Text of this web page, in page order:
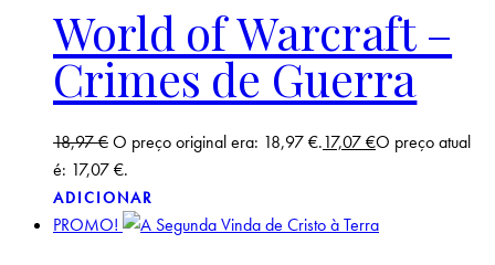
World of Warcraft –
Crimes de Guerra
18,97€O preço original era: 18,97 €.17,07€O preço atual
é: 17,07 €.
ADICIONAR
PROMO!